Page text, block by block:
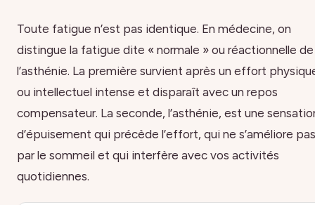
Toute fatigue n’est pas identique. En médecine, on
distingue la fatigue dite « normale » ou réactionnelle de
l’asthénie. La première survient après un effort
ou intellectuel intense et disparaît avec un repos
compensateur. La seconde, l’asthénie, est une
d’épuisement qui précède l’effort, qui ne s’améliore pas
par le sommeil et qui interfère avec vos activités
quotidiennes.